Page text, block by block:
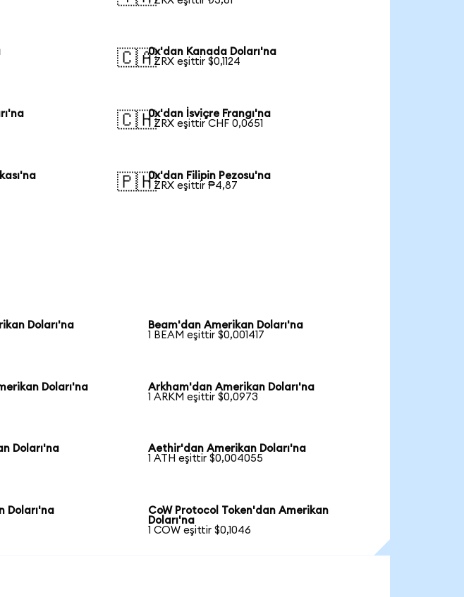
🇨🇦0x'dan Kanada Doları'na
1 ZRX eşittir $0,1124
🇨🇭0x'dan İsviçre Frangı'na
1 ZRX eşittir CHF 0,0651
🇵🇭0x'dan Filipin Pezosu'na
1 ZRX eşittir ₱4,87
Doları'na
Beam'dan Amerikan Doları'na
1 BEAM eşittir $0,001417
Doları'na
Arkham'dan Amerikan Doları'na
1 ARKM eşittir $0,0973
Doları'na
Aethir'dan Amerikan Doları'na
1 ATH eşittir $0,004055
Doları'na
CoW Protocol Token'dan Amerikan
Doları'na
1 COW eşittir $0,1046